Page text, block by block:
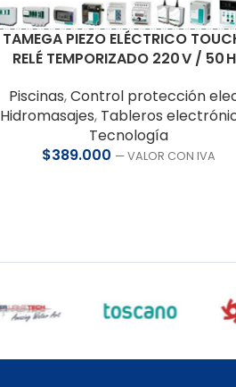
TAMEGA PIEZO ELÉCTRICO
RELÉ TEMPORIZADO 220 V / 50
Piscinas,Control protección
Hidromasajes, Tableros
Tecnología
$389.000 — VALOR CON IVA